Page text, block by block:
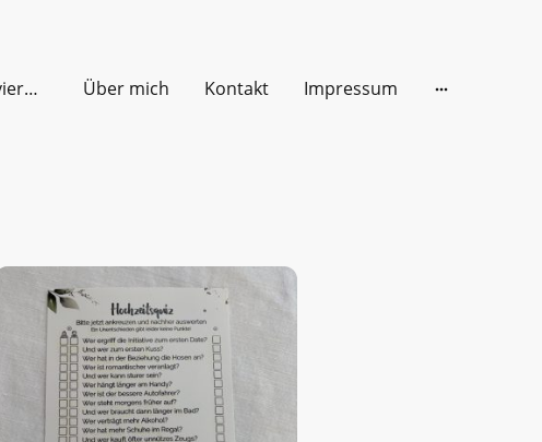
Brautstrauß Konservierung Über mich Kontakt Impressum